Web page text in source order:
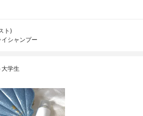
ト)
シャンプー
学生